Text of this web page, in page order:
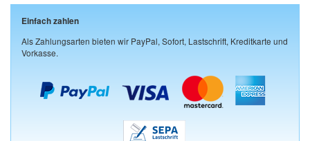
Einfach zahlen
Als Zahlungsarten bieten wir PayPal, Sofort, Lastschrift, Kreditkarte und
Vorkasse.